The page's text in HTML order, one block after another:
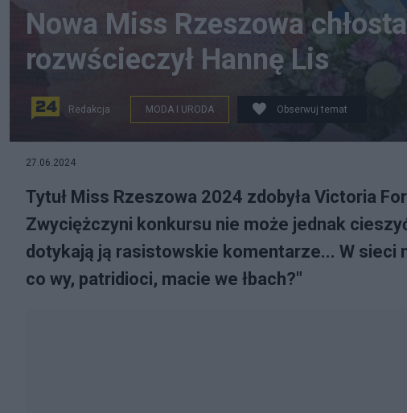
Nowa Miss Rzeszowa
rozwścieczył Hannę Lis
Redakcja MODA I URODA Obserwuj temat
27.06.2024
Tytuł Miss Rzeszowa 2024 zdobyła Victoria
Zwyciężczyni konkursu nie może jednak
dotykają ją rasistowskie komentarze... W sieci
co wy, patridioci, macie we łbach?"